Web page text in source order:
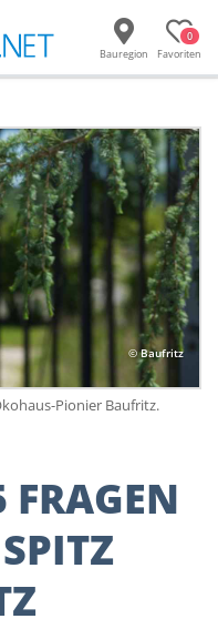
Bauregion
0
Favoriten
© Baufritz
Pionier Baufritz.